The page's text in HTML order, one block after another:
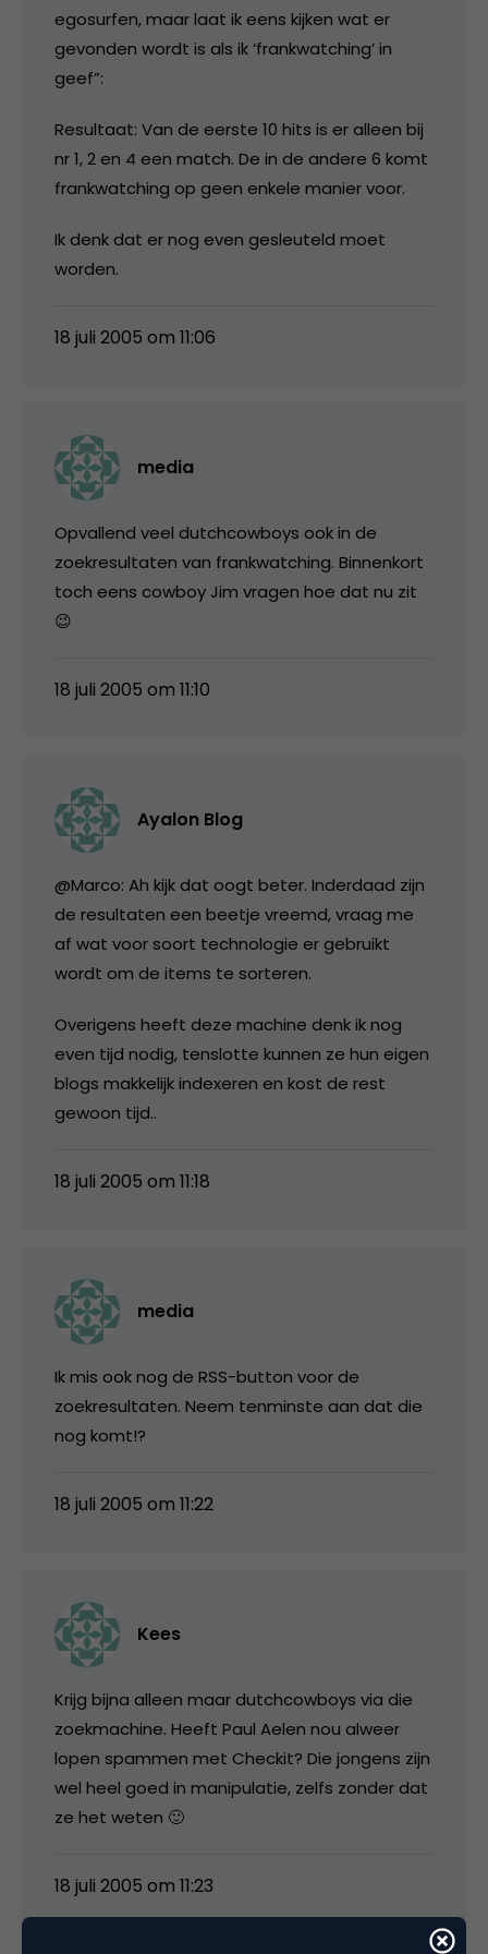
egosurfen, maar laat ik eens kijken wat er
gevonden wordt is als ik ‘frankwatching’ in
geef”:
Resultaat: Van de eerste 10 hits is er alleen bij
nr 1, 2 en 4 een match. De in de andere 6 komt
frankwatching op geen enkele manier voor.
Ik denk dat er nog even gesleuteld moet
worden.
18 juli 2005 om 11:06
media
Opvallend veel dutchcowboys ook in de
zoekresultaten van frankwatching. Binnenkort
toch eens cowboy Jim vragen hoe dat nu zit
😉
18 juli 2005 om 11:10
Ayalon Blog
@Marco: Ah kijk dat oogt beter. Inderdaad zijn
de resultaten een beetje vreemd, vraag me
af wat voor soort technologie er gebruikt
wordt om de items te sorteren.
Overigens heeft deze machine denk ik nog
even tijd nodig, tenslotte kunnen ze hun eigen
blogs makkelijk indexeren en kost de rest
gewoon tijd..
18 juli 2005 om 11:18
media
Ik mis ook nog de RSS-button voor de
zoekresultaten. Neem tenminste aan dat die
nog komt!?
18 juli 2005 om 11:22
Kees
Krijg bijna alleen maar dutchcowboys via die
zoekmachine. Heeft Paul Aelen nou alweer
lopen spammen met Checkit? Die jongens zijn
wel heel goed in manipulatie, zelfs zonder dat
ze het weten 🙂
18 juli 2005 om 11:23